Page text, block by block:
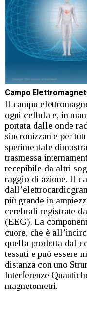
Campo
Il campo
ogni cellula e, in
portata dalle onde
sincronizzante per
sperimentale
trasmessa
recepibile da altri
raggio di azione. Il
più grande in
cerebrali registrate
(EEG). La
cuore, che è
quella prodotta dal
tessuti e può essere
distanza con uno
Interferenze
magnetometri.